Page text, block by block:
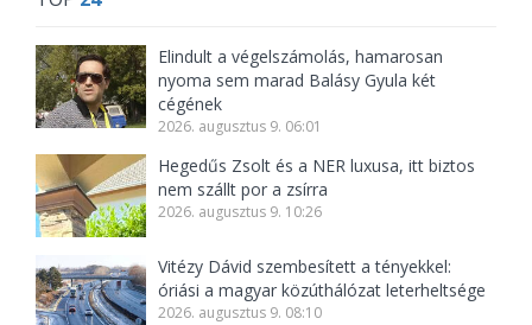
Elindult a végelszámolás, hamarosan
nyoma sem marad Balásy Gyula két
cégének
2026. augusztus 9. 06:01
Hegedűs Zsolt és a NER luxusa, itt biztos
nem szállt por a zsírra
2026. augusztus 9. 10:26
Vitézy Dávid szembesített a tényekkel:
óriási a magyar közúthálózat leterheltsége
2026. augusztus 9. 08:10